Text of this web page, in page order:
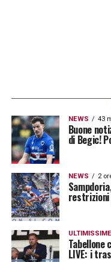
NEWS 43
Buone
di Begic!
NEWS 2
Tabellone
LIVE: i